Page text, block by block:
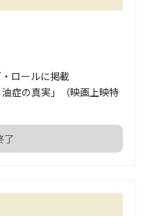
ロールに掲載
症の真実」（映画上映特
了